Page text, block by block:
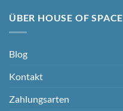
ÜBER HOUSE OF SPACE
Blog
Kontakt
Zahlungsarten